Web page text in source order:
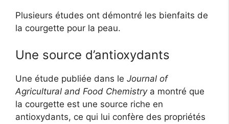
Plusieurs études ont démontré les bienfaits de
la courgette pour la peau.
Une source d’antioxydants
Une étude publiée dans le Journal of
Agricultural and Food Chemistrya montré que
la courgette est une source riche en
antioxydants, ce qui lui confère des propriétés